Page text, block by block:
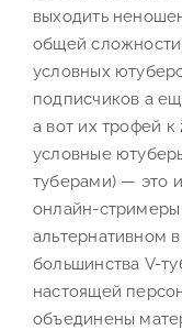
выходить
общей
условных
подписчиков а
а вот их трофей
условные
туберами) — это
онлайн-
альтернативном
большинства V-
настоящей
объединены